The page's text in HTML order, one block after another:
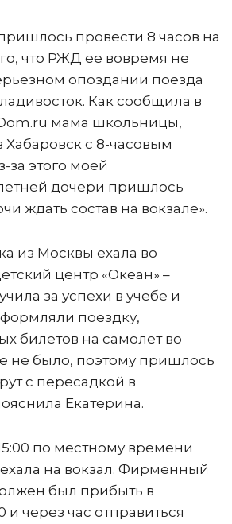
провести 8 часов на
что РЖД ее вовремя не
опоздании поезда
Как сообщила в
мама школьницы,
Хабаровск с 8-часовым
за этого моей
дочери пришлось
ждать состав на вокзале».
из Москвы ехала во
центр «Океан» –
за успехи в учебе и
поездку,
билетов на самолет во
не было, поэтому пришлось
с пересадкой в
Екатерина.
по местному времени
на вокзал. Фирменный
был прибыть в
и через час отправиться